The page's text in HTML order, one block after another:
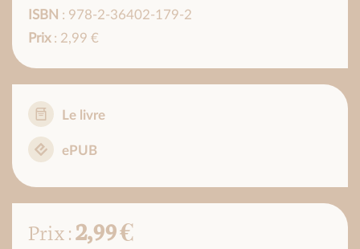
ISBN : 978-2-36402-179-2
Prix: 2,99 €
Le livre
ePUB
Prix :2,99 €